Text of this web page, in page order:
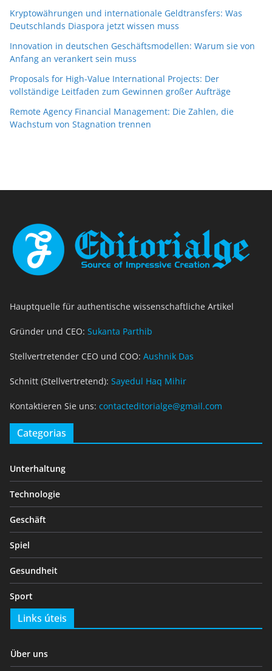
Kryptowährungen und internationale Geldtransfers: Was
Deutschlands Diaspora jetzt wissen muss
Innovation in deutschen Geschäftsmodellen: Warum sie von
Anfang an verankert sein muss
Proposals for High-Value International Projects: Der
vollständige Leitfaden zum Gewinnen großer Aufträge
Remote Agency Financial Management: Die Zahlen, die
Wachstum von Stagnation trennen
Hauptquelle für authentische wissenschaftliche Artikel
Gründer und CEO: Sukanta Parthib
Stellvertretender CEO und COO: Aushnik Das
Schnitt (Stellvertretend): Sayedul Haq Mihir
Kontaktieren Sie uns: contacteditorialge@gmail.com
Categorias
Unterhaltung
Technologie
Geschäft
Spiel
Gesundheit
Sport
Links úteis
Über uns